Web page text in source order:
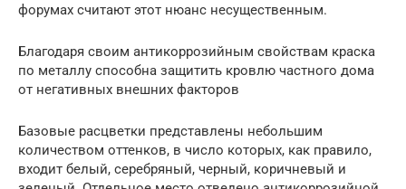
форумах считают этот нюанс несущественным.
Благодаря своим антикоррозийным свойствам краска
по металлу способна защитить кровлю частного дома
от негативных внешних факторов
Базовые расцветки представлены небольшим
количеством оттенков, в число которых, как правило,
входит белый, серебряный, черный, коричневый и